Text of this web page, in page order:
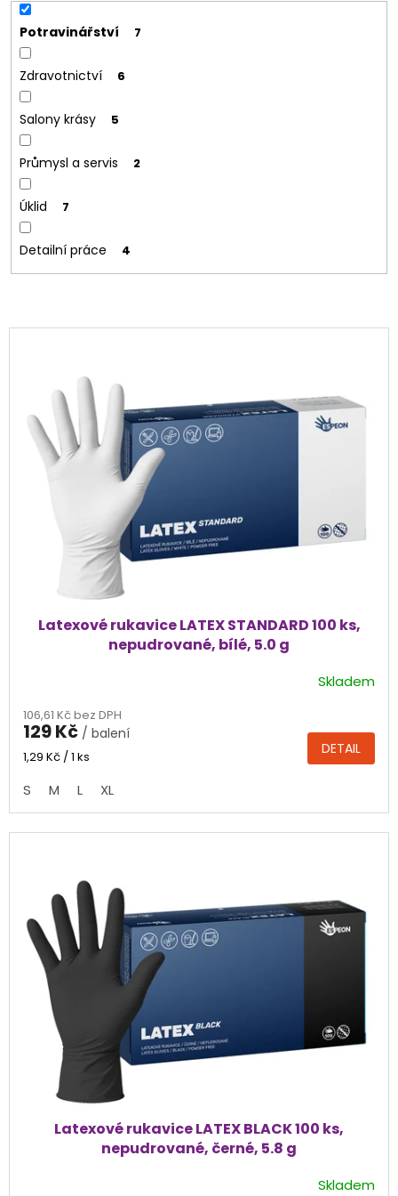
Potravinářství 7
Zdravotnictví 6
Salony krásy 5
Průmysl a servis 2
Úklid 7
Detailní práce 4
V
Latexové rukavice LATEX STANDARD 100 ks,
nepudrované, bílé, 5.0 g
produktu
je
4,4
5
hvězdiček.
Skladem
106,61 Kč bez DPH
129 Kč / balení
Měrná
1,29 Kč / 1 ks DETAIL
S M L XL
Latexové rukavice LATEX BLACK 100 ks,
nepudrované, černé, 5.8 g
Skladem